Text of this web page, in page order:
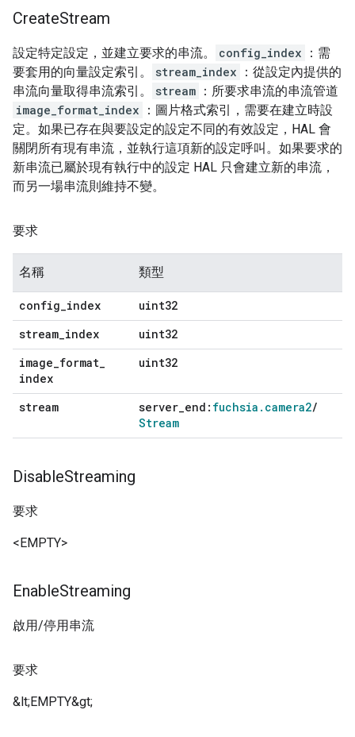
CreateStream
設定特定設定，並建立要求的串流。 config_index
：需
要套用的向量設定索引。
stream_index
：從設定內提供的
串流向量取得串流索引。
stream ：所要求串流的串流管道
image_format_index
：圖片格式索引，需要在建立時設
定。如果已存在與要設定的設定不同的有效設定，HAL 會
關閉所有現有串流，並執行這項新的設定呼叫。如果要求的
新串流已屬於現有執行中的設定 HAL 只會建立新的串流，
而另一場串流則維持不變。
要求
名稱 類型
config_index
uint32
stream_index
uint32
image_format_
index
uint32
stream server_end: fuchsia . camera2/
Stream
DisableStreaming
要求
<EMPTY>
EnableStreaming
啟用/停用串流
要求
&lt;EMPTY&gt;